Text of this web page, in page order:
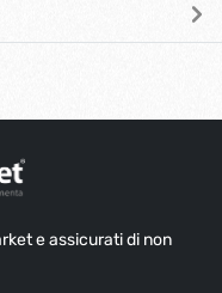
e assicurati di non